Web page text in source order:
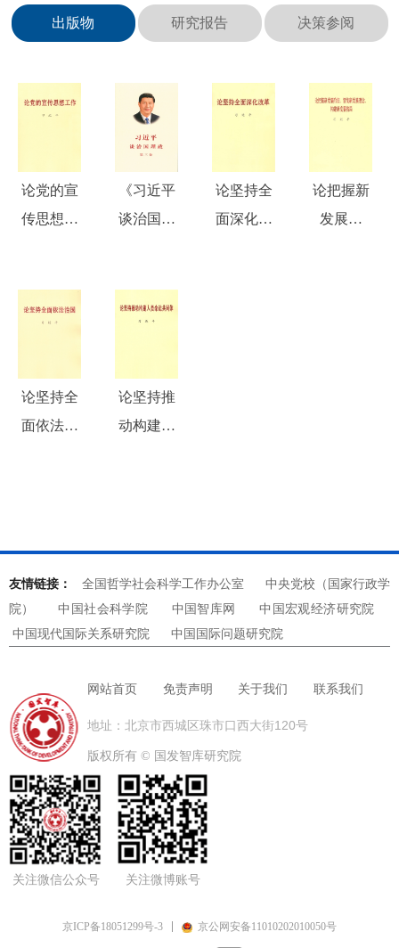
出版物 研究报告 决策参阅
论党的宣
传思想工
《习近平
谈治国理
论坚持全
面深化改
论把握新
发展阶
论坚持全
面依法治
论坚持推
动构建人
友情链接： 全国哲学社会科学工作办公室
中央党校（国家行政学
院）
中国社会科学院 中国智库网
中国宏观经济研究院
中国现代国际关系研究院
中国国际问题研究院
网站首页 免责声明 关于我们 联系我们
地址：北京市西城区珠市口西大街120号
版权所有 © 国发智库研究院
关注微信公众号 关注微博账号
京ICP备18051299号-3 京公网安备11010202010050号